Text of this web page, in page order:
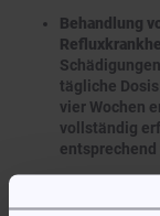
Behandlung
tägliche
vier Wochen
vollständig